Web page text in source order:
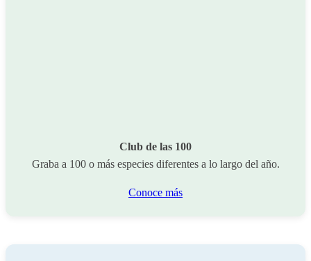
Club de las 100
Graba a 100 o más especies diferentes a lo largo del año.
Conoce más